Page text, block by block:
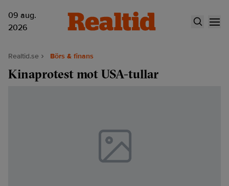
09 aug.
2026
Realtid.se Börs & finans
Kinaprotest mot USA-tullar